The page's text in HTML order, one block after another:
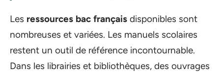
Les ressources bac français disponibles sont
nombreuses et variées. Les manuels scolaires
restent un outil de référence incontournable.
Dans les librairies et bibliothèques, des ouvrages